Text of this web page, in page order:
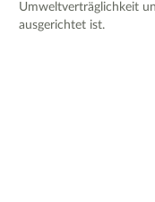
Umweltverträglichkeit
ausgerichtet ist.